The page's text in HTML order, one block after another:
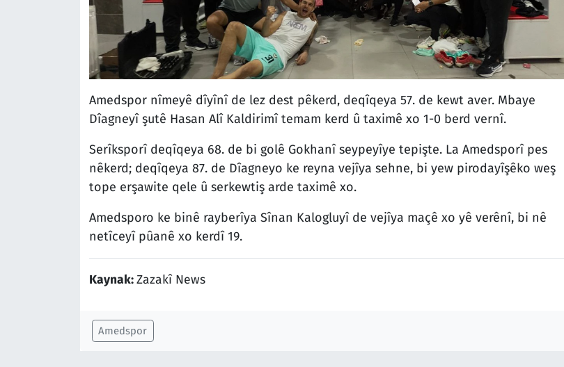
Amedspor nîmeyê dîyînî de lez dest pêkerd, deqîqeya 57. de kewt aver. Mbaye
Dîagneyî şutê Hasan Alî Kaldirimî temam kerd û taximê xo 1-0 berd vernî.
Serîksporî deqîqeya 68. de bi golê Gokhanî seypeyîye tepişte. La Amedsporî pes
nêkerd; deqîqeya 87. de Dîagneyo ke reyna vejîya sehne, bi yew pirodayîşêko weş
tope erşawite qele û serkewtiş arde taximê xo.
Amedsporo ke binê rayberîya Sînan Kalogluyî de vejîya maçê xo yê verênî, bi nê
netîceyî pûanê xo kerdî 19.
Kaynak:Zazakî News
Amedspor